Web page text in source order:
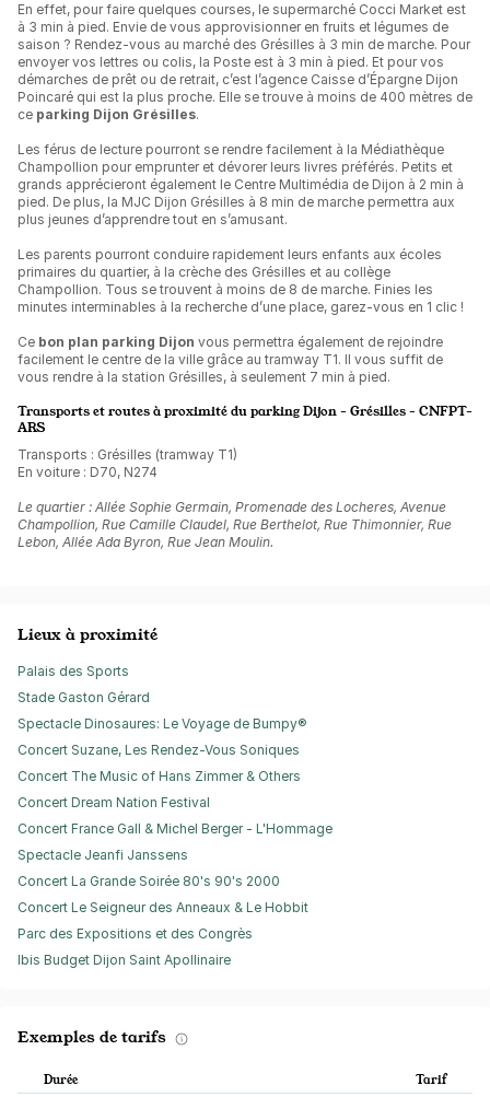
En effet, pour faire quelques courses, le supermarché Cocci Market est
à 3 min à pied. Envie de vous approvisionner en fruits et légumes de
saison ? Rendez-vous au marché des Grésilles à 3 min de marche. Pour
envoyer vos lettres ou colis, la Poste est à 3 min à pied. Et pour vos
démarches de prêt ou de retrait, c’est l’agence Caisse d’Épargne Dijon
Poincaré qui est la plus proche. Elle se trouve à moins de 400 mètres de
ce parking Dijon Grésilles.
Les férus de lecture pourront se rendre facilement à la Médiathèque
Champollion pour emprunter et dévorer leurs livres préférés. Petits et
grands apprécieront également le Centre Multimédia de Dijon à 2 min à
pied. De plus, la MJC Dijon Grésilles à 8 min de marche permettra aux
plus jeunes d’apprendre tout en s’amusant.
Les parents pourront conduire rapidement leurs enfants aux écoles
primaires du quartier, à la crèche des Grésilles et au collège
Champollion. Tous se trouvent à moins de 8 de marche. Finies les
minutes interminables à la recherche d’une place, garez-vous en 1 clic !
Ce bon plan parking Dijon vous permettra également de rejoindre
facilement le centre de la ville grâce au tramway T1. Il vous suffit de
vous rendre à la station Grésilles, à seulement 7 min à pied.
Transports et routes à proximité du parking Dijon - Grésilles - CNFPT-
ARS
Transports : Grésilles (tramway T1)
En voiture : D70, N274
Le quartier : Allée Sophie Germain, Promenade des Locheres, Avenue
Champollion, Rue Camille Claudel, Rue Berthelot, Rue Thimonnier, Rue
Lebon, Allée Ada Byron, Rue Jean Moulin.
Lieux à proximité
Palais des Sports
Stade Gaston Gérard
Spectacle Dinosaures: Le Voyage de Bumpy®
Concert Suzane, Les Rendez-Vous Soniques
Concert The Music of Hans Zimmer & Others
Concert Dream Nation Festival
Concert France Gall & Michel Berger - L'Hommage
Spectacle Jeanfi Janssens
Concert La Grande Soirée 80's 90's 2000
Concert Le Seigneur des Anneaux & Le Hobbit
Parc des Expositions et des Congrès
Ibis Budget Dijon Saint Apollinaire
Exemples de tarifs
Durée Tarif